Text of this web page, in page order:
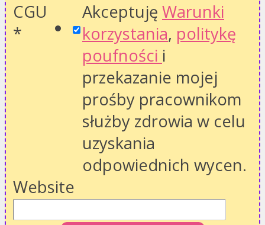
CGU
*
Akceptuję Warunki
korzystania, politykę
poufności i
przekazanie mojej
prośby pracownikom
służby zdrowia w celu
uzyskania
odpowiednich wycen.
Website